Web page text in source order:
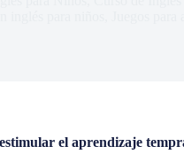
el aprendizaje